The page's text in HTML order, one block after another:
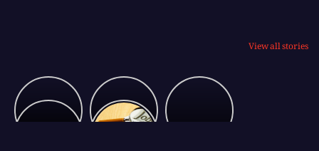
View all stories
Glimpse
of
Cricket
بشیر
بلور
پشاور
Ambani
showing
Vantra
Pakistan
U-